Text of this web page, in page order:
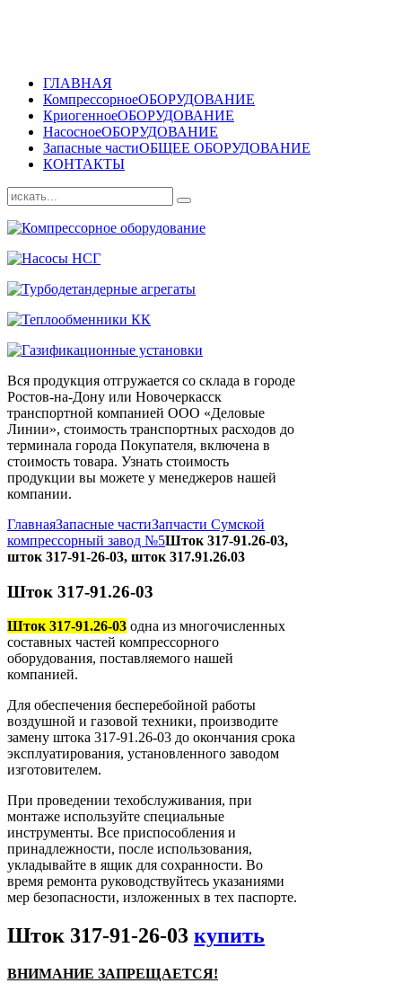
ГЛАВНАЯ
КомпрессорноеОБОРУДОВАНИЕ
КриогенноеОБОРУДОВАНИЕ
НасосноеОБОРУДОВАНИЕ
Запасные частиОБЩЕЕ ОБОРУДОВАНИЕ
КОНТАКТЫ
Вся продукция отгружается со склада в городе
Ростов-на-Дону или Новочеркасск
транспортной компанией ООО «Деловые
Линии», стоимость транспортных расходов до
терминала города Покупателя, включена в
стоимость товара. Узнать стоимость
продукции вы можете у менеджеров нашей
компании.
ГлавнаяЗапасные частиЗапчасти Сумской
компрессорный завод №5Шток 317-91.26-03,
шток 317-91-26-03, шток 317.91.26.03
Шток 317-91.26-03
Шток 317-91.26-03 одна из многочисленных
составных частей компрессорного
оборудования, поставляемого нашей
компанией.
Для обеспечения бесперебойной работы
воздушной и газовой техники, производите
замену штока 317-91.26-03 до окончания срока
эксплуатирования, установленного заводом
изготовителем.
При проведении техобслуживания, при
монтаже используйте специальные
инструменты. Все приспособления и
принадлежности, после использования,
укладывайте в ящик для сохранности. Во
время ремонта руководствуйтесь указаниями
мер безопасности, изложенных в тех паспорте.
Шток 317-91-26-03 купить
ВНИМАНИЕ ЗАПРЕЩАЕТСЯ!